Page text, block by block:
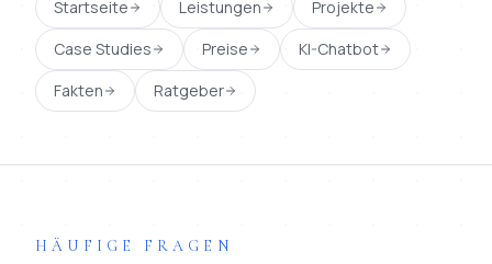
Startseite Leistungen
Projekte
Case Studies
Preise
KI-Chatbot
Fakten
Ratgeber
HÄUFIGE FRAGEN